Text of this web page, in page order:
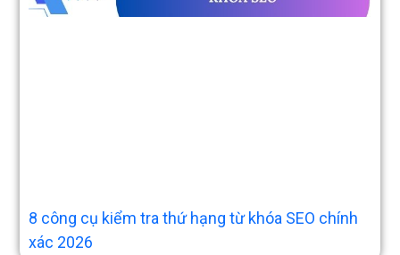
8 công cụ kiểm tra thứ hạng từ khóa SEO chính
xác 2026